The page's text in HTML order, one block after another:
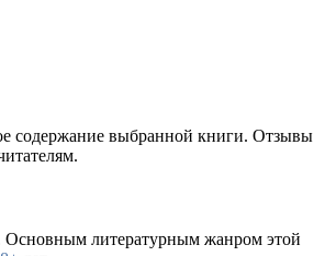
содержание выбранной книги. Отзывы
Основным литературным жанром этой